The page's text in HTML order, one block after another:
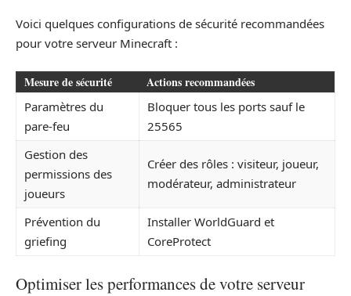
Voici quelques configurations de sécurité recommandées
pour votre serveur Minecraft :
Mesure de sécurité Actions recommandées
Paramètres du
pare-feu
Bloquer tous les ports sauf le
25565
Gestion des
permissions des
joueurs
Créer des rôles : visiteur, joueur,
modérateur, administrateur
Prévention du
griefing
Installer WorldGuard et
CoreProtect
Optimiser les performances de votre serveur